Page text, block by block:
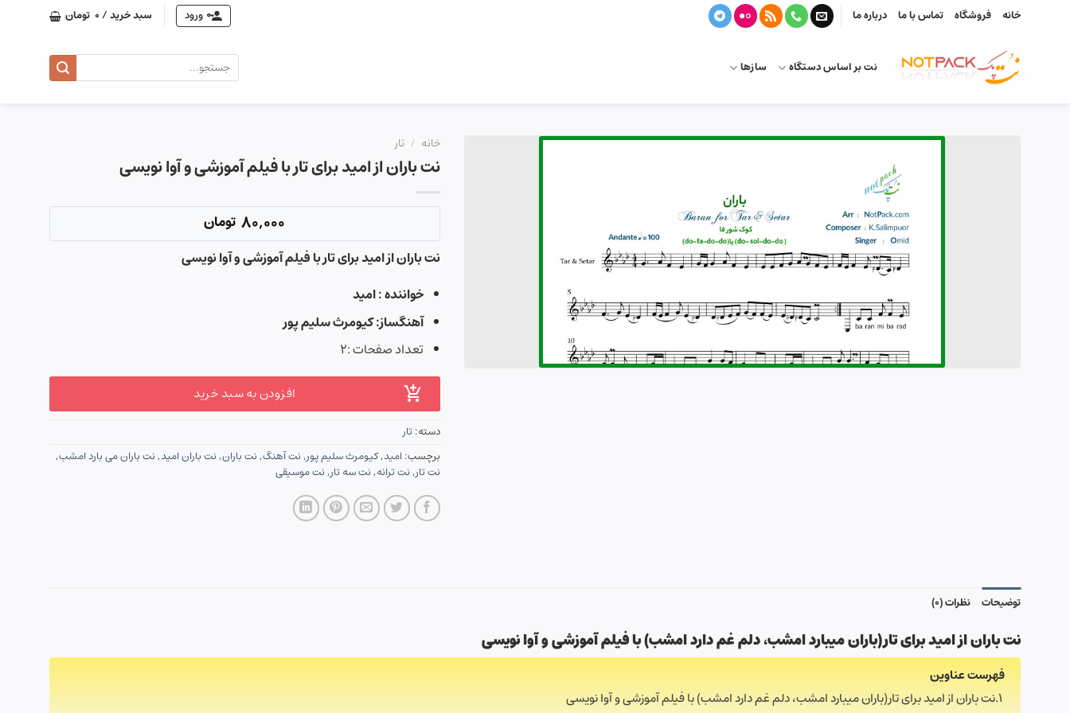
خانه فروشگاه تماس با ما درباره ما ورود سبد خرید /0 تومان
نت بر اساس دستگاه سازها
جستجو
برای:
خانه / تار
نت باران از امید برای تار با فیلم آموزشی و آوا نویسی
80,000 تومان
نت باران از امید برای تار با فیلم آموزشی و آوا نویسی
خواننده : امید
آهنگساز: کیومرث سلیم پور
تعداد صفحات :۲
افزودن به سبد خرید
دسته:تار
برچسب: امید,کیومرث سلیم پور,نت آهنگ,نت باران,نت باران امید,نت باران می بارد امشب,
نت تار,نت ترانه,نت سه تار,نت موسیقی
توضیحات نظرات (0)
نت باران از امید برای تار(باران میبارد امشب، دلم غم دارد امشب)با فیلم آموزشی و آوا نویسی
فهرست عناوین
نت باران از امید برای تار(باران میبارد امشب، دلم غم دارد امشب) با فیلم آموزشی و آوا نویسی